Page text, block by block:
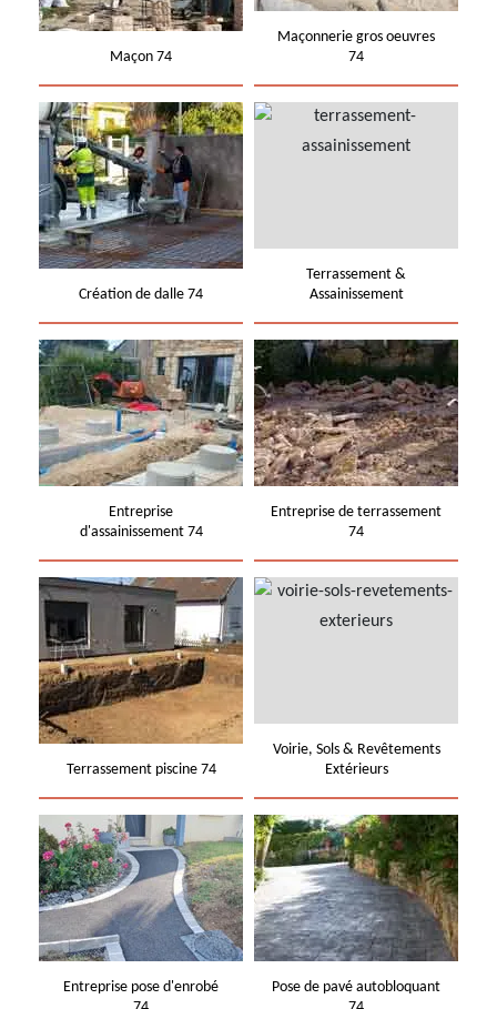
Maçon 74
Maçonnerie gros oeuvres
74
Création de dalle 74
Terrassement &
Assainissement
Entreprise
d'assainissement 74
Entreprise de terrassement
74
Terrassement piscine 74
Voirie, Sols & Revêtements
Extérieurs
Entreprise pose d'enrobé
Pose de pavé autobloquant